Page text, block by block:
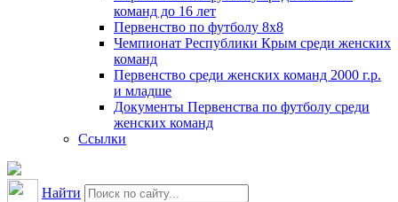
команд до 16 лет
Первенство по футболу 8х8
Чемпионат Республики Крым среди женских
команд
Первенство среди женских команд 2000 г.р.
и младше
Документы Первенства по футболу среди
женских команд
Ссылки
Найти